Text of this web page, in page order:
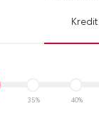
35% 40%